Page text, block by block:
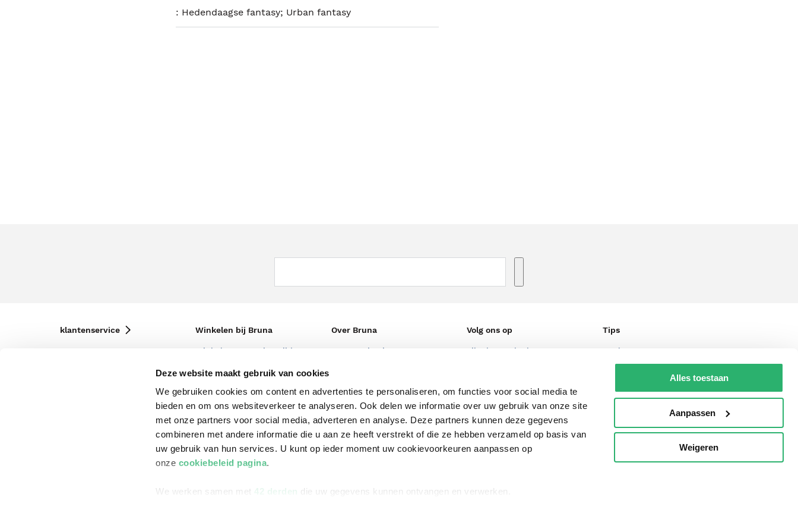
Deze website maakt gebruik van cookies
We gebruiken cookies om content en advertenties te personaliseren, om functies voor social media te
bieden en om ons websiteverkeer te analyseren. Ook delen we informatie over uw gebruik van onze site
met onze partners voor social media, adverteren en analyse. Deze partners kunnen deze gegevens
combineren met andere informatie die u aan ze heeft verstrekt of die ze hebben verzameld op basis van
uw gebruik van hun services. U kunt op ieder moment uw cookievoorkeuren aanpassen op
onze cookiebeleid pagina.
We werken samen met 42 derden die uw gegevens kunnen ontvangen en verwerken.
Alles toestaan
Aanpassen
Weigeren
: Hedendaagse fantasy; Urban fantasy
klantenservice
Zakelijk boeken bestellen
Winkelen bij Bruna
Winkels en openingstijden
Assortiment in de winkel
Cadeaukaarten
Staatsloterij
ING Servicepunten
Over Bruna
De organisatie
Ondernemer worden
Responsible Disclosure
Statement
Discriminerende boeken
Volg ons op
TikTok #BookTok
Instagram
Tips
AVI lezen
Boekenbon
De Nationale Voorleesdagen
Boekenweek
Wet op de Vaste Boekenprijs